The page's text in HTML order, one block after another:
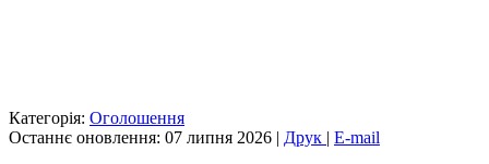
Категорія: Оголошення
Останнє оновлення: 07 липня 2026 | Друк | E-mail